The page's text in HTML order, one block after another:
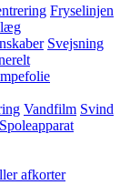
Fryselinjen
Svejsning
Vandfilm Svind
Spoleapparat
afkorter